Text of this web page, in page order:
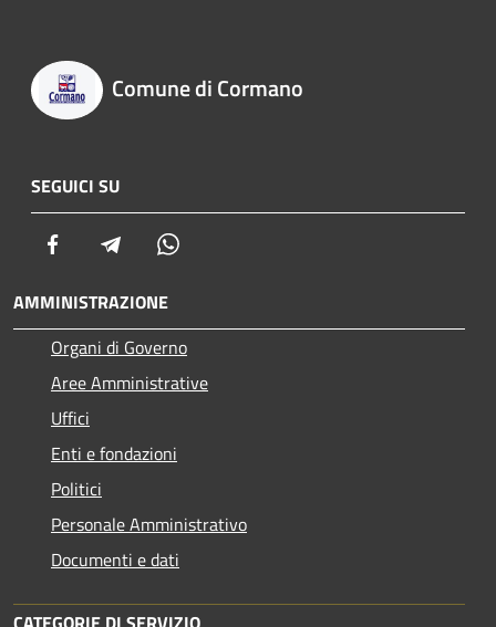
Comune di Cormano
SEGUICI SU
Facebook Telegram
AMMINISTRAZIONE
Organi di Governo
Aree Amministrative
Uffici
Enti e fondazioni
Politici
Personale Amministrativo
Documenti e dati